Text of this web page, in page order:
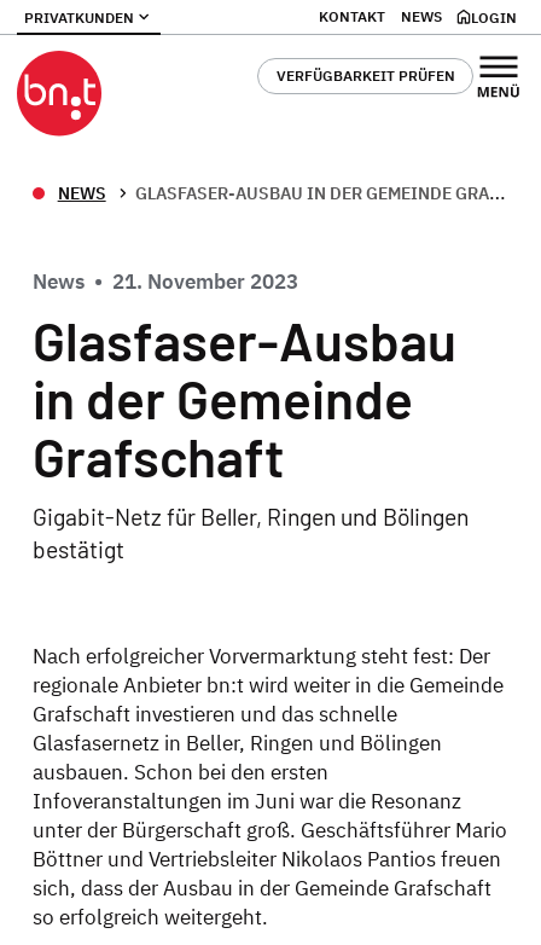
PRIVATKUNDEN KONTAKT NEWS LOGIN
VERFÜGBARKEIT PRÜFEN
NEWS GLASFASER-AUSBAU IN DER GEMEINDE GRAFSCHAFT
News • 21. November 2023
Glasfaser-Ausbau
in der Gemeinde
Grafschaft
Gigabit-Netz für Beller, Ringen und Bölingen
bestätigt
Nach erfolgreicher Vorvermarktung steht fest: Der
regionale Anbieter bn:t wird weiter in die Gemeinde
Grafschaft investieren und das schnelle
Glasfasernetz in Beller, Ringen und Bölingen
ausbauen. Schon bei den ersten
Infoveranstaltungen im Juni war die Resonanz
unter der Bürgerschaft groß. Geschäftsführer Mario
Böttner und Vertriebsleiter Nikolaos Pantios freuen
sich, dass der Ausbau in der Gemeinde Grafschaft
so erfolgreich weitergeht.